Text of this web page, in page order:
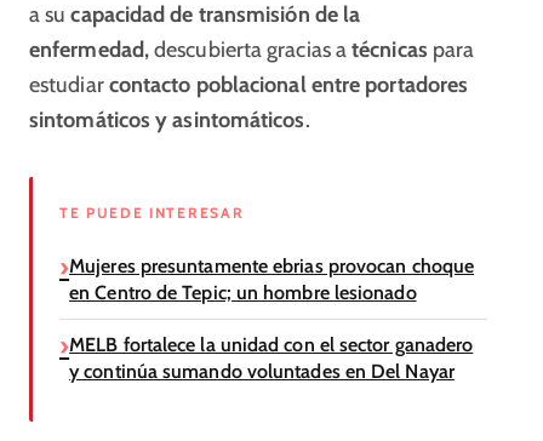
a sucapacidad de transmisión de la
enfermedad,descubierta gracias atécnicas para
estudiarcontacto poblacional entre portadores
sintomáticos y asintomáticos.
TE PUEDE INTERESAR
Mujeres presuntamente ebrias provocan choque
en Centro de Tepic; un hombre lesionado
MELB fortalece la unidad con el sector ganadero
y continúa sumando voluntades en Del Nayar